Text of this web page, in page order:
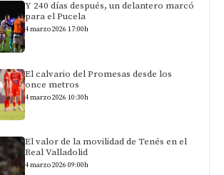
Y 240 días después, un delantero marcó
para el Pucela
4 marzo 2026 17:00h
El calvario del Promesas desde los
once metros
4 marzo 2026 10:30h
El valor de la movilidad de Tenés en el
Real Valladolid
4 marzo 2026 09:00h